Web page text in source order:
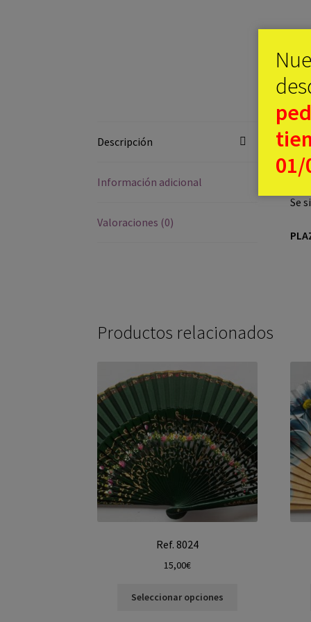
Descripción
Información adicional
Valoraciones (0)
Se
Productos relacionados
Ref. 8024
15,00€
Seleccionar opciones